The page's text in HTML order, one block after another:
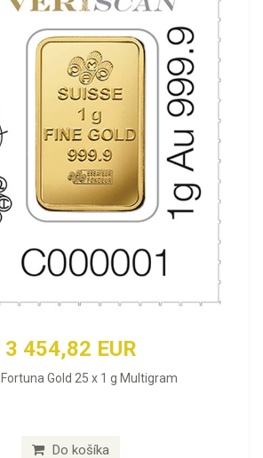
3 454,82 EUR
Gold 25 x 1 g Multigram
Do košíka